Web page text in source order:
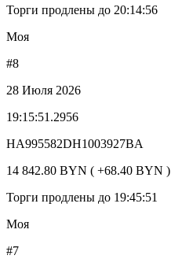
Торги продлены до 20:14:56
Моя
#8
28 Июля 2026
19:15:51.2956
HA995582DH1003927BA
14 842.80 BYN ( +68.40 BYN )
Торги продлены до 19:45:51
Моя
#7